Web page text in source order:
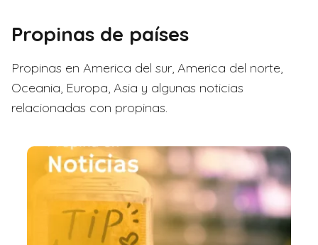
Propinas de países
Propinas en America del sur, America del norte,
Oceania, Europa, Asia y algunas noticias
relacionadas con propinas.